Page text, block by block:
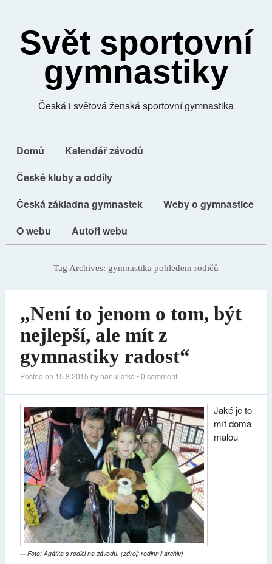
Svět sportovní
gymnastiky
Česká i světová ženská sportovní gymnastika
Domů
Kalendář závodů
České kluby a oddíly
Česká základna gymnastek
Weby o gymnastice
O webu
Autoři webu
Tag Archives: gymnastika pohledem rodičů
„Není to jenom o tom, být
nejlepší, ale mít z
gymnastiky radost“
Posted on 15.8.2015 by hanuliatko •0 comment
Foto: Agátka s rodiči na závodu. (zdroj: rodinný archiv)
Jaké je to
mít doma
malou